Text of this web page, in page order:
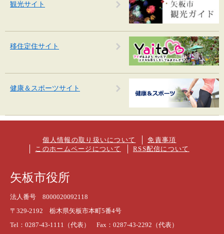
観光サイト
移住定住サイト
健康＆スポーツサイト
個人情報の取り扱いについて
免責事項
このホームページについて
RSS配信について
矢板市役所
法人番号 8000020092118
〒329-2192 栃木県矢板市本町5番4号
Tel：0287-43-1111（代表） Fax：0287-43-2292（代表）